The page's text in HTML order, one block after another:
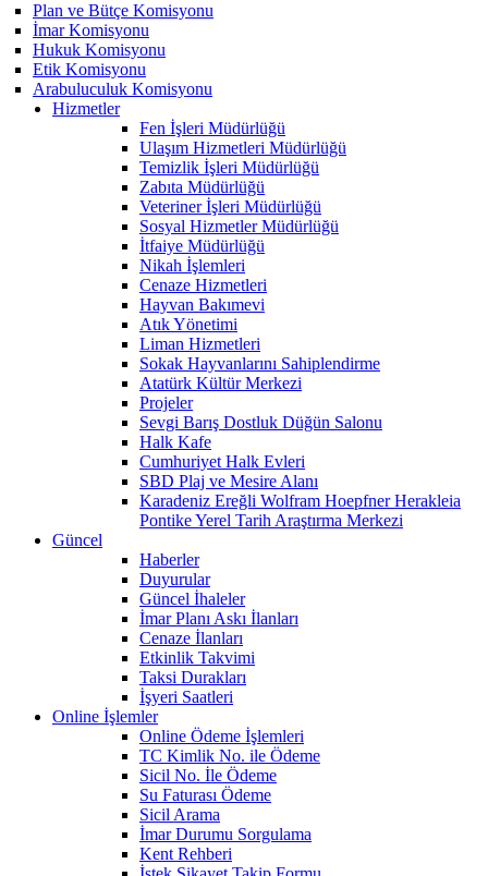
Plan ve Bütçe Komisyonu
İmar Komisyonu
Hukuk Komisyonu
Etik Komisyonu
Arabuluculuk Komisyonu
Hizmetler
Fen İşleri Müdürlüğü
Ulaşım Hizmetleri Müdürlüğü
Temizlik İşleri Müdürlüğü
Zabıta Müdürlüğü
Veteriner İşleri Müdürlüğü
Sosyal Hizmetler Müdürlüğü
İtfaiye Müdürlüğü
Nikah İşlemleri
Cenaze Hizmetleri
Hayvan Bakımevi
Atık Yönetimi
Liman Hizmetleri
Sokak Hayvanlarını Sahiplendirme
Atatürk Kültür Merkezi
Projeler
Sevgi Barış Dostluk Düğün Salonu
Halk Kafe
Cumhuriyet Halk Evleri
SBD Plaj ve Mesire Alanı
Karadeniz Ereğli Wolfram Hoepfner Herakleia
Pontike Yerel Tarih Araştırma Merkezi
Güncel
Haberler
Duyurular
Güncel İhaleler
İmar Planı Askı İlanları
Cenaze İlanları
Etkinlik Takvimi
Taksi Durakları
İşyeri Saatleri
Online İşlemler
Online Ödeme İşlemleri
TC Kimlik No. ile Ödeme
Sicil No. İle Ödeme
Su Faturası Ödeme
Sicil Arama
İmar Durumu Sorgulama
Kent Rehberi